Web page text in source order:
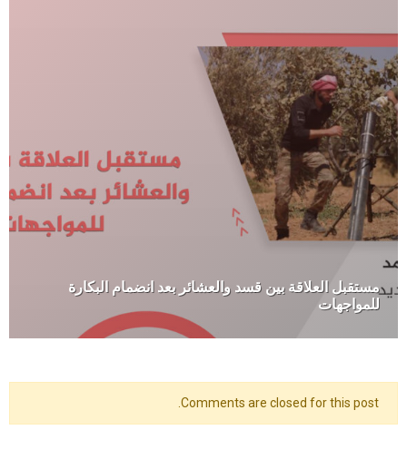
مستقبل العلاقة بين قسد والعشائر بعد انضمام البكارة
للمواجهات
Comments are closed for this post.